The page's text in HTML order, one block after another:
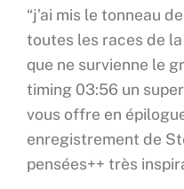
“j’ai mis le tonneau
toutes les races de
que ne survienne le
timing 03:56 un
vous offre en
enregistrement de
pensées++ très